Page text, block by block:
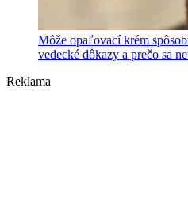
Môže opaľovací krém
vedecké dôkazy a prečo sa
Reklama